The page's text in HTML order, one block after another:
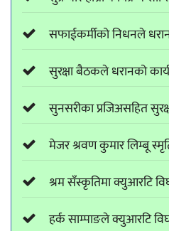
सफाईकर्मीको निधनले
सुरक्षा बैठकले धरानको
सुनसरीका प्रजिअसहित
मेजर श्रवण कुमार लिम्बू
श्रम सँस्कृतिमा क्युआरटि
हर्क साम्पाङले क्युआरटि